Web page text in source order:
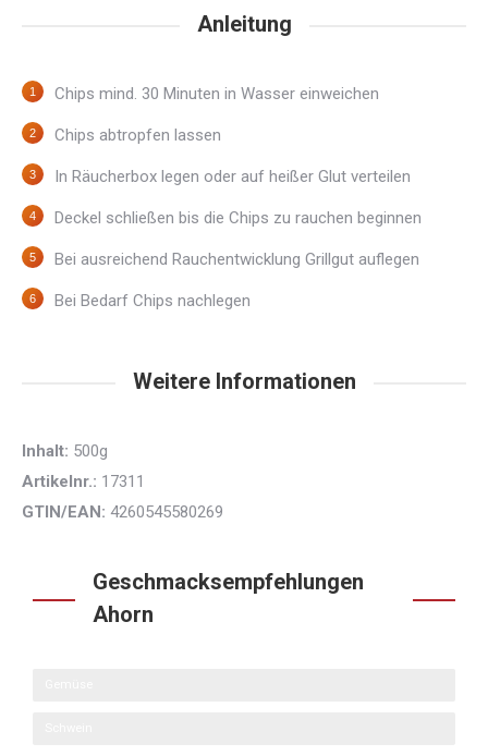
Anleitung
Chips mind. 30 Minuten in Wasser einweichen
Chips abtropfen lassen
In Räucherbox legen oder auf heißer Glut verteilen
Deckel schließen bis die Chips zu rauchen beginnen
Bei ausreichend Rauchentwicklung Grillgut auflegen
Bei Bedarf Chips nachlegen
Weitere Informationen
Inhalt: 500g
Artikelnr.: 17311
GTIN/EAN: 4260545580269
Geschmacksempfehlungen
Ahorn